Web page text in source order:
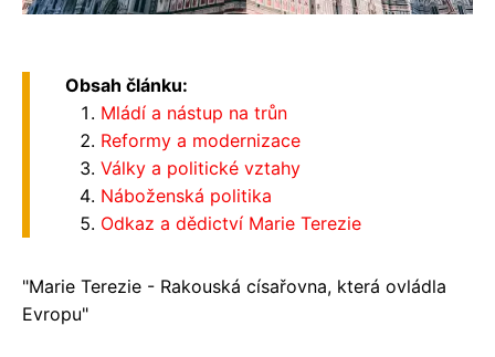
Obsah článku:
Mládí a nástup na trůn
Reformy a modernizace
Války a politické vztahy
Náboženská politika
Odkaz a dědictví Marie Terezie
"Marie Terezie - Rakouská císařovna, která ovládla
Evropu"